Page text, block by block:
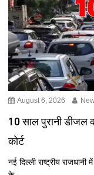
August 6, 2026
10 साल पुरानी डीजल
कोर्ट
नई दिल्ली राष्ट्रीय